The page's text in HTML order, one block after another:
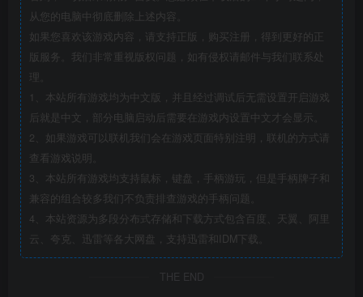
从您的电脑中彻底删除上述内容。
如果您喜欢该游戏内容，请支持正版，购买注册，得到更好的正
版服务。我们非常重视版权问题，如有侵权请邮件与我们联系处
理。
1、本站所有游戏均为中文版，并且经过调试后无需设置开启游戏
后就是中文，部分电脑启动后需要在游戏内设置中文才会显示。
2、如果游戏可以联机我们会在游戏页面特别注明，联机的方式请
查看游戏说明。
3、本站所有游戏均支持鼠标，键盘，手柄游玩，但是手柄牌子和
兼容的组合较多我们不负责排查游戏的手柄问题。
4、本站资源为多段分布式存储和下载方式包含百度、天翼、阿里
云、夸克、迅雷等各大网盘，支持迅雷和IDM下载。
THE END